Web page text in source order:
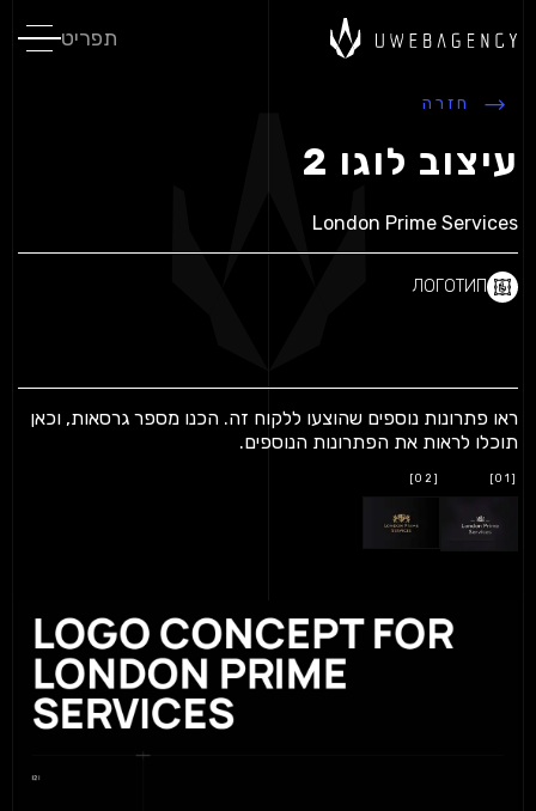
תפריט
חזרה
עיצוב לוגו 2
London Prime Services
ЛОГОТИП
ראו פתרונות נוספים שהוצעו ללקוח זה. הכנו מספר גרסאות, וכאן
תוכלו לראות את הפתרונות הנוספים.
[01]
[02]